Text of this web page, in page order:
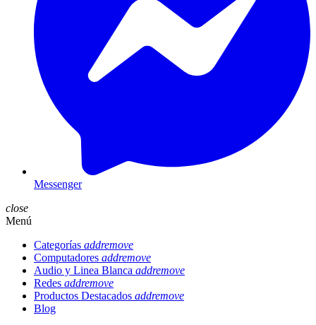
Messenger
close
Menú
Categorías addremove
Computadores addremove
Audio y Linea Blanca addremove
Redes addremove
Productos Destacados addremove
Blog